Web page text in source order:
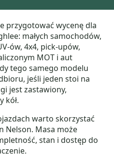
przygotować wycenę dla
małych samochodów,
ów, 4x4, pick-upów,
MOT i aut
tego samego modelu
jeśli jeden stoi na
jest zastawiony,
kół.
warto skorzystać
Nelson. Masa może
stan i dostęp do